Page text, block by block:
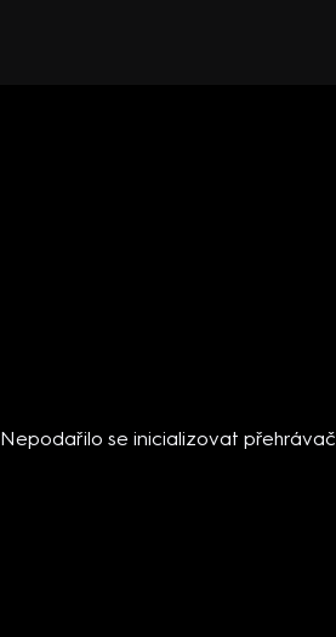
Nepodařilo se inicializovat přehrávač